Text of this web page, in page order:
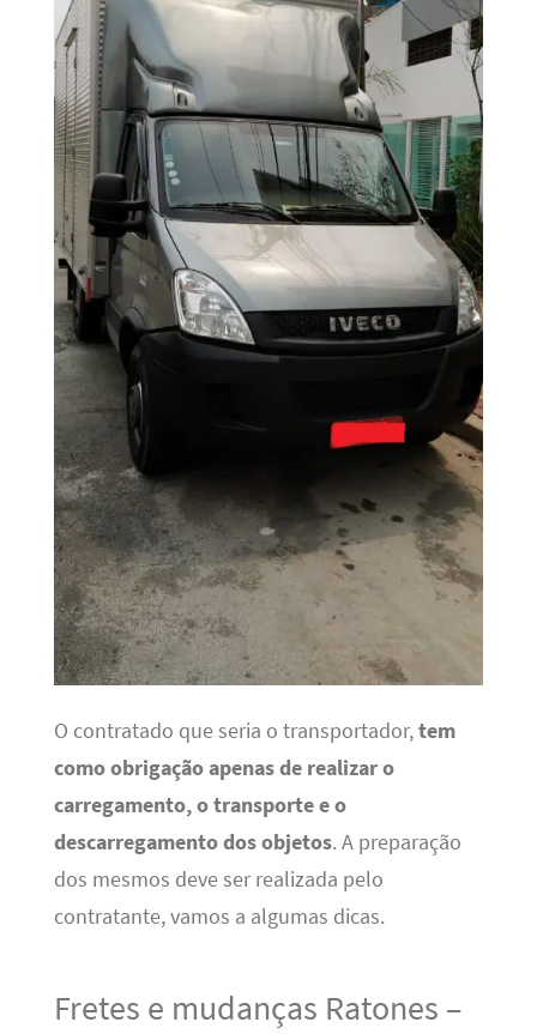
O contratado que seria o transportador,tem
como obrigação apenas de realizar o
carregamento, o transporte e o
descarregamento dos objetos. A preparação
dos mesmos deve ser realizada pelo
contratante, vamos a algumas dicas.
Fretes e mudanças Ratones –